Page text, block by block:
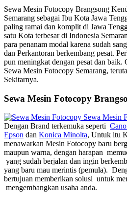
Sewa Mesin Fotocopy Brangsong
Semarang sebagai Ibu Kota Jawa
paling ramai dan komplit di Jawa
satu Kota terbesar di Indonesia
para penanam modal karena sudah
dan Perkantoran berkembang pesat.
pun meningkat dengan pesat dan baik.
Sewa Mesin Fotocopy Semarang,
Sekitarnya.
Sewa Mesin Fotocopy
Dengan Brand terkemuka seperti
Epson dan Konica Minolta, Untuk itu
menawarkan Mesin Fotocopy baru
maupun warna, dengan harapan
yang sudah berjalan dan ingin
yang baru mau merintis (pemula).
bertujuan memberikan solusi untuk
mengembangkan usaha anda.